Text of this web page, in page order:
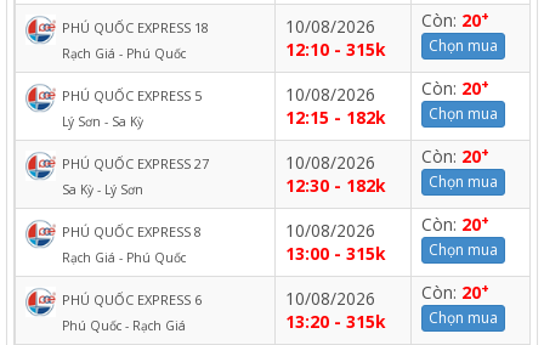
PHÚ QUỐC EXPRESS 18
Rạch Giá - Phú Quốc
10/08/2026
12:10 - 315k
Còn: 20+
Chọn mua
PHÚ QUỐC EXPRESS 5
Lý Sơn - Sa Kỳ
10/08/2026
12:15 - 182k
Còn: 20+
Chọn mua
PHÚ QUỐC EXPRESS 27
Sa Kỳ - Lý Sơn
10/08/2026
12:30 - 182k
Còn: 20+
Chọn mua
PHÚ QUỐC EXPRESS 8
Rạch Giá - Phú Quốc
10/08/2026
13:00 - 315k
Còn: 20+
Chọn mua
PHÚ QUỐC EXPRESS 6
Phú Quốc - Rạch Giá
10/08/2026
13:20 - 315k
Còn: 20+
Chọn mua